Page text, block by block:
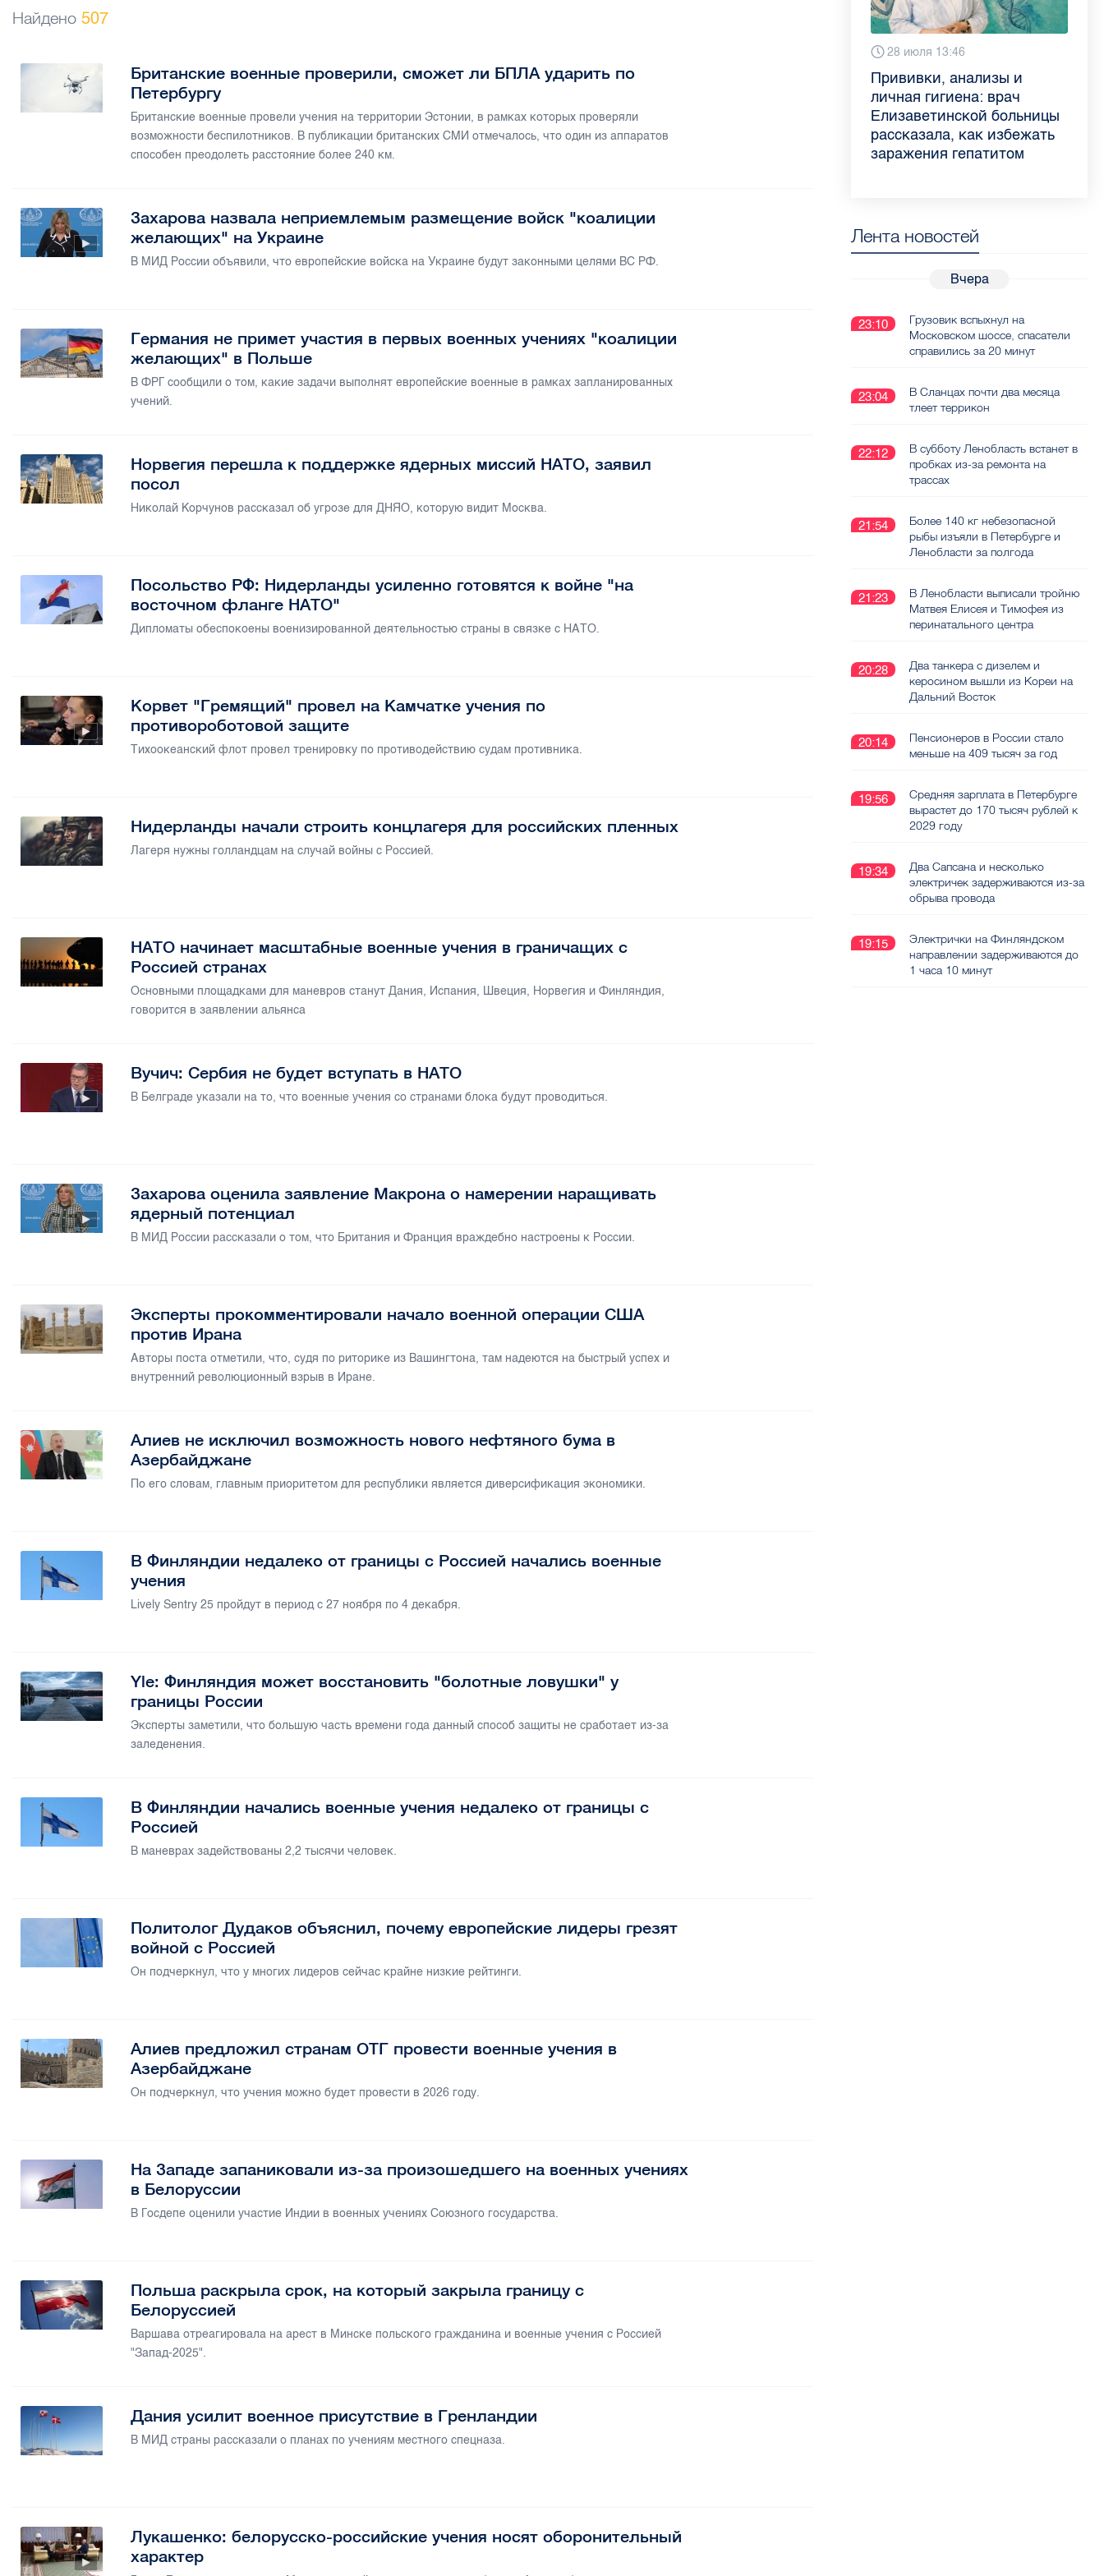
Найдено 507
Британские военные проверили, сможет ли БПЛА ударить по
Петербургу
Британские военные провели учения на территории Эстонии, в рамках которых проверяли
возможности беспилотников. В публикации британских СМИ отмечалось, что один из аппаратов
способен преодолеть расстояние более 240 км.
Захарова назвала неприемлемым размещение войск "коалиции
желающих" на Украине
В МИД России объявили, что европейские войска на Украине будут законными целями ВС РФ.
Германия не примет участия в первых военных учениях "коалиции
желающих" в Польше
В ФРГ сообщили о том, какие задачи выполнят европейские военные в рамках запланированных
учений.
Норвегия перешла к поддержке ядерных миссий НАТО, заявил
посол
Николай Корчунов рассказал об угрозе для ДНЯО, которую видит Москва.
Посольство РФ: Нидерланды усиленно готовятся к войне "на
восточном фланге НАТО"
Дипломаты обеспокоены военизированной деятельностью страны в связке с НАТО.
Корвет "Гремящий" провел на Камчатке учения по
противороботовой защите
Тихоокеанский флот провел тренировку по противодействию судам противника.
Нидерланды начали строить концлагеря для российских пленных
Лагеря нужны голландцам на случай войны с Россией.
НАТО начинает масштабные военные учения в граничащих с
Россией странах
Основными площадками для маневров станут Дания, Испания, Швеция, Норвегия и Финляндия,
говорится в заявлении альянса
Вучич: Сербия не будет вступать в НАТО
В Белграде указали на то, что военные учения со странами блока будут проводиться.
Захарова оценила заявление Макрона о намерении наращивать
ядерный потенциал
В МИД России рассказали о том, что Британия и Франция враждебно настроены к России.
Эксперты прокомментировали начало военной операции США
против Ирана
Авторы поста отметили, что, судя по риторике из Вашингтона, там надеются на быстрый успех и
внутренний революционный взрыв в Иране.
Алиев не исключил возможность нового нефтяного бума в
Азербайджане
По его словам, главным приоритетом для республики является диверсификация экономики.
В Финляндии недалеко от границы с Россией начались военные
учения
Lively Sentry 25 пройдут в период с 27 ноября по 4 декабря.
Yle: Финляндия может восстановить "болотные ловушки" у
границы России
Эксперты заметили, что большую часть времени года данный способ защиты не сработает из-за
заледенения.
В Финляндии начались военные учения недалеко от границы с
Россией
В маневрах задействованы 2,2 тысячи человек.
Политолог Дудаков объяснил, почему европейские лидеры грезят
войной с Россией
Он подчеркнул, что у многих лидеров сейчас крайне низкие рейтинги.
Алиев предложил странам ОТГ провести военные учения в
Азербайджане
Он подчеркнул, что учения можно будет провести в 2026 году.
На Западе запаниковали из-за произошедшего на военных учениях
в Белоруссии
В Госдепе оценили участие Индии в военных учениях Союзного государства.
Польша раскрыла срок, на который закрыла границу с
Белоруссией
Варшава отреагировала на арест в Минске польского гражданина и военные учения с Россией
"Запад-2025".
Дания усилит военное присутствие в Гренландии
В МИД страны рассказали о планах по учениям местного спецназа.
Лукашенко: белорусско-российские учения носят оборонительный
характер
6 августа 9:02
Piter.TV находится в
ТОП-10 рейтинга самых
цитируемых СМИ
Петербурга и Ленобласти
во II квартале 2026 года
28 июля 13:46
Прививки, анализы и
личная гигиена: врач
Елизаветинской больницы
рассказала, как избежать
заражения гепатитом
13 июля 9:05
Как обезопасить ребенка
летом: советы педиатра
для родителей
3 июля 11:56
Проходные баллы в вузах
СПб — 2026: где самый
высокий и самый низкий
конкурс
Лента новостей
Вчера
23:10
Грузовик вспыхнул на
Московском шоссе, спасатели
справились за 20 минут
23:04
В Сланцах почти два месяца
тлеет террикон
22:12
В субботу Ленобласть встанет в
пробках из-за ремонта на
трассах
21:54
Более 140 кг небезопасной
рыбы изъяли в Петербурге и
Ленобласти за полгода
21:23
В Ленобласти выписали тройню
Матвея Елисея и Тимофея из
перинатального центра
20:28
Два танкера с дизелем и
керосином вышли из Кореи на
Дальний Восток
20:14
Пенсионеров в России стало
меньше на 409 тысяч за год
19:56
Средняя зарплата в Петербурге
вырастет до 170 тысяч рублей к
2029 году
19:34
Два Сапсана и несколько
электричек задерживаются из-за
обрыва провода
19:15
Электрички на Финляндском
направлении задерживаются до
1 часа 10 минут